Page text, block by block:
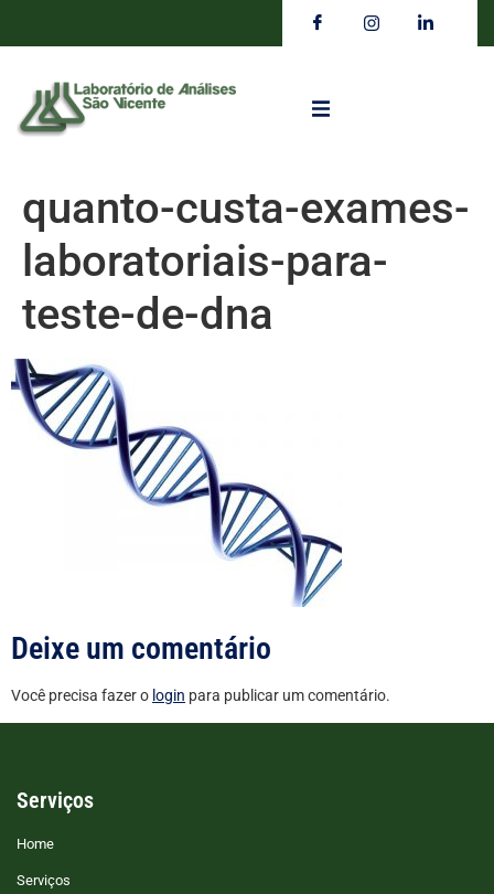
quanto-custa-exames-
laboratoriais-para-
teste-de-dna
Deixe um comentário
Você precisa fazer o login para publicar um comentário.
Serviços
Home
Serviços